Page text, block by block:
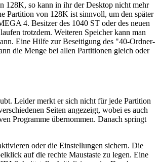
128K, so kann in ihr der Desktop nicht mehr
Partition von 128K ist sinnvoll, um den später
4. Besitzer des 1040 ST oder des neuen
trotzdem. Weiteren Speicher kann man
Eine Hilfe zur Beseitigung des "40-Ordner-
die Menge bei allen Partitionen gleich oder
Leider merkt er sich nicht für jede Partition
Seiten angezeigt, wobei es auch
Programme übernommen. Danach springt
oder die Einstellungen sichern. Die
auf die rechte Maustaste zu legen. Eine